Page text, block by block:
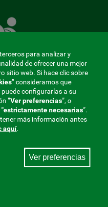
Aviso legal|Privacidad
Seguridad Social, 275.
para analizar y
de ofrecer una mejor
sitio web. Si hace clic sobre
” consideramos que
configurarlas a su
”Ver preferencias”, o
"estrictamentenecesarias”.
más información antes
aquí.
Ver preferencias